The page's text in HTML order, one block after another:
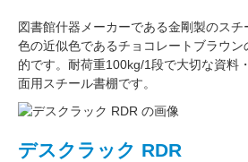
図書館什器メーカーである金剛製のスチ
色の近似色であるチョコレートブラウン
的です。耐荷重100kg/1段で大切な資料
面用スチール書棚です。
デスクラック RDR